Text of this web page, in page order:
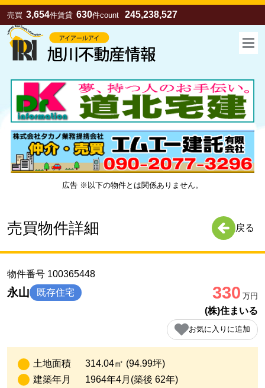
売買 3,654件賃貸 630件count 245,238,527
広告 ※以下の物件とは関係ありません。
売買物件詳細 戻る
物件番号 100365448
永山 既存住宅 330 万円
(株)住まいる
お気に入りに追加
土地面積
314.04㎡ (94.99坪)
建築年月
1964年4月(築後 62年)